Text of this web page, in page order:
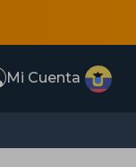
Mi Cuenta